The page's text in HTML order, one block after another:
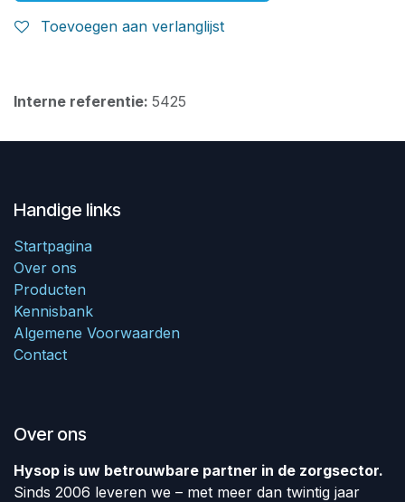
Toevoegen aan verlanglijst
Interne referentie: 5425
Handige links
Startpagina
Over ons
Producten
Kennisbank
Algemene Voorwaarden
Contact
Over ons
Hysop is uw betrouwbare partner in de zorgsector.
Sinds 2006 leveren we – met meer dan twintig jaar